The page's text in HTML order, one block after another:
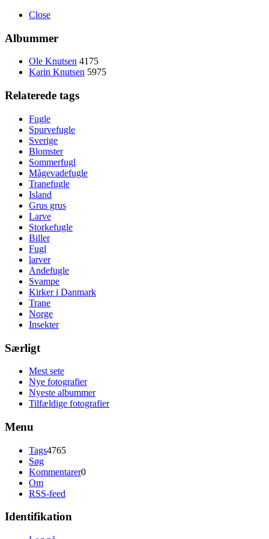
Close
Albummer
Ole Knutsen 4175
Karin Knutsen 5975
Relaterede tags
Fugle
Spurvefugle
Sverige
Blomster
Sommerfugl
Mågevadefugle
Tranefugle
Island
Grus grus
Larve
Storkefugle
Biller
Fugl
larver
Andefugle
Svampe
Kirker i Danmark
Trane
Norge
Insekter
Særligt
Mest sete
Nye fotografier
Nyeste albummer
Tilfældige fotografier
Menu
Tags4765
Søg
Kommentarer0
Om
RSS-feed
Identifikation